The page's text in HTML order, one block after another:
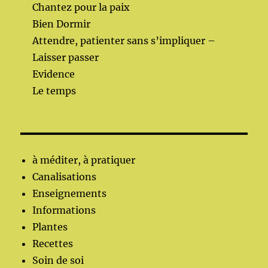
Chantez pour la paix
Bien Dormir
Attendre, patienter sans s’impliquer –
Laisser passer
Evidence
Le temps
à méditer, à pratiquer
Canalisations
Enseignements
Informations
Plantes
Recettes
Soin de soi